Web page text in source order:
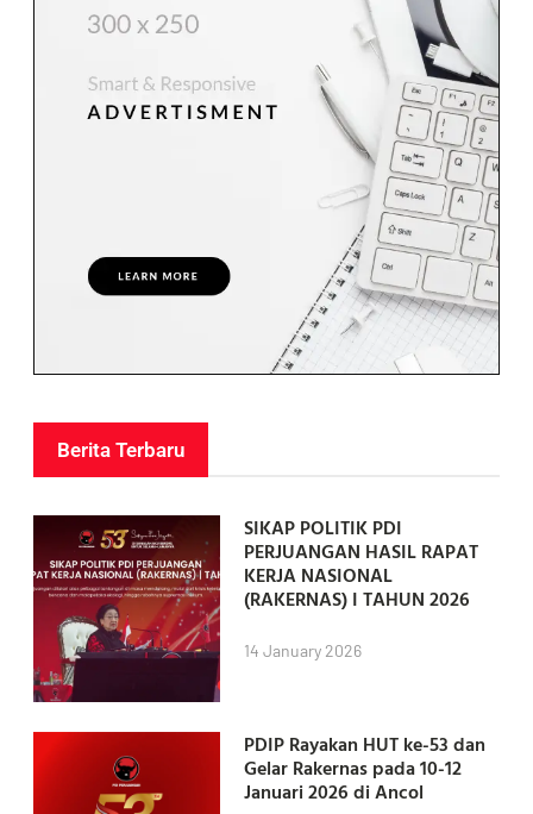
Berita Terbaru
SIKAP POLITIK PDI
PERJUANGAN HASIL RAPAT
KERJA NASIONAL
(RAKERNAS) I TAHUN 2026
14 January 2026
PDIP Rayakan HUT ke-53 dan
Gelar Rakernas pada 10-12
Januari 2026 di Ancol